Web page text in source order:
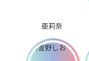
亜莉奈